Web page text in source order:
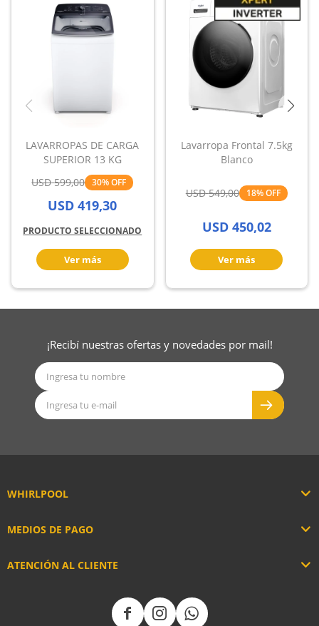
LAVARROPAS DE CARGA
SUPERIOR 13 KG
USD 599,00 30
USD 419,30
PRODUCTO SELECCIONADO
Lavarropa Frontal 7.5kg
Blanco
USD 549,00 18
USD 450,02
WHIRLPOOL
ATENCIÓN AL CLIENTE
MEDIOS DE PAGO
¡Recibí nuestras ofertas y novedades por mail!
  